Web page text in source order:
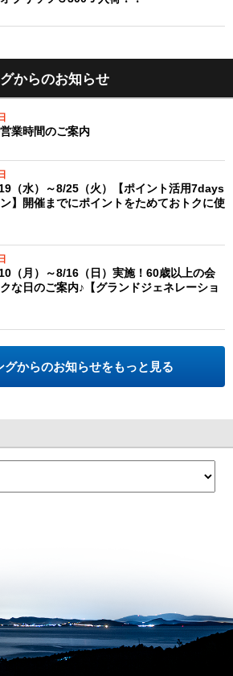
からのお知らせ
業時間のご案内
（水）～8/25（火）【ポイント活用7days
】開催までにポイントをためておトクに使
月）～8/16（日）実施！60歳以上の会
な日のご案内♪【グランドジェネレーショ
グからのお知らせをもっと見る